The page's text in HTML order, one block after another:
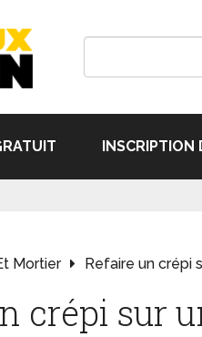
INSCRIPTION
Mortier Refaire un crépi
crépi sur